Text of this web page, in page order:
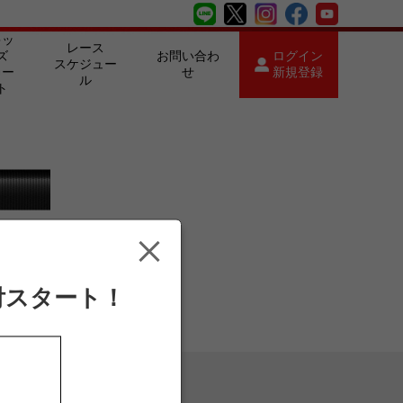
ー
ト
レース
スケジュー
ル
お問い合わ
せ
ログイン
新規登録
タート！